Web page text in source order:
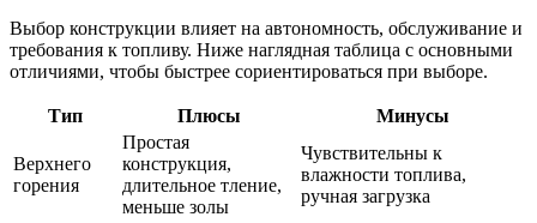
Выбор конструкции влияет на автономность, обслуживание и
требования к топливу. Ниже наглядная таблица с основными
отличиями, чтобы быстрее сориентироваться при выборе.
Тип Плюсы Минусы
Верхнего
горения
Простая
конструкция,
длительное тление,
меньше золы
Чувствительны к
влажности топлива,
ручная загрузка